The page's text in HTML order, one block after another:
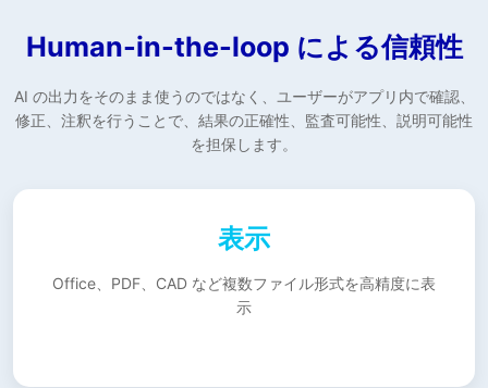
Human-in-the-loop による信頼性
AI の出力をそのまま使うのではなく、ユーザーがアプリ内で確認、
修正、注釈を行うことで、結果の正確性、監査可能性、説明可能性
を担保します。
表示
Office、PDF、CAD など複数ファイル形式を高精度に表
示